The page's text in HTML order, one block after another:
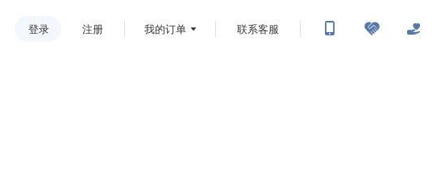
登录 注册 我的订单 联系客服